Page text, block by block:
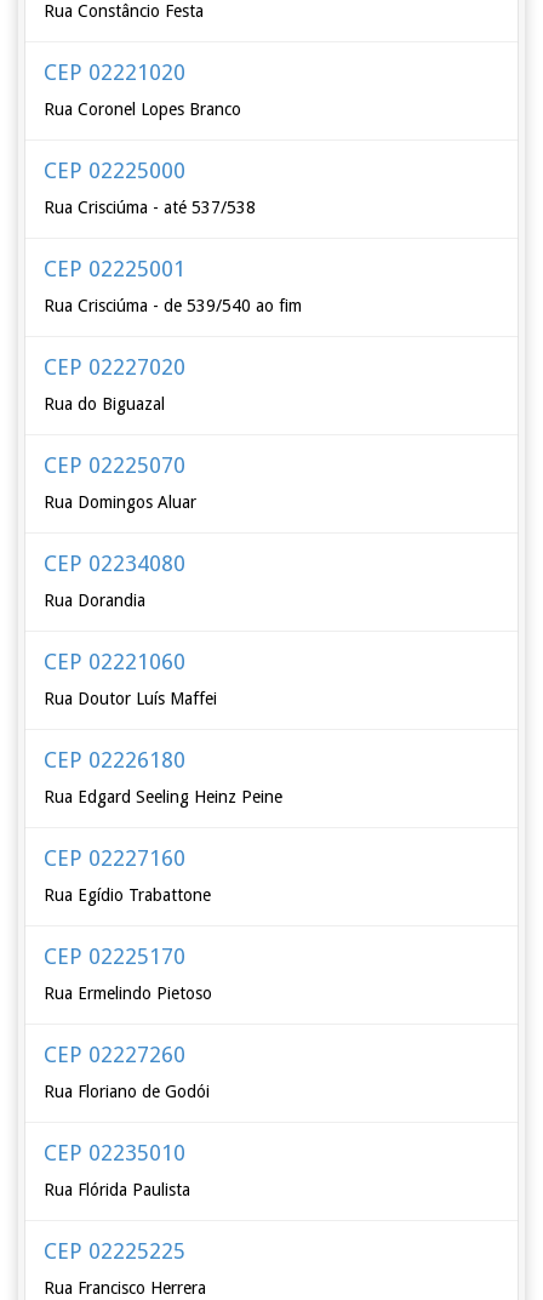
Rua Constâncio Festa
CEP 02221020
Rua Coronel Lopes Branco
CEP 02225000
Rua Crisciúma - até 537/538
CEP 02225001
Rua Crisciúma - de 539/540 ao fim
CEP 02227020
Rua do Biguazal
CEP 02225070
Rua Domingos Aluar
CEP 02234080
Rua Dorandia
CEP 02221060
Rua Doutor Luís Maffei
CEP 02226180
Rua Edgard Seeling Heinz Peine
CEP 02227160
Rua Egídio Trabattone
CEP 02225170
Rua Ermelindo Pietoso
CEP 02227260
Rua Floriano de Godói
CEP 02235010
Rua Flórida Paulista
CEP 02225225
Rua Francisco Herrera